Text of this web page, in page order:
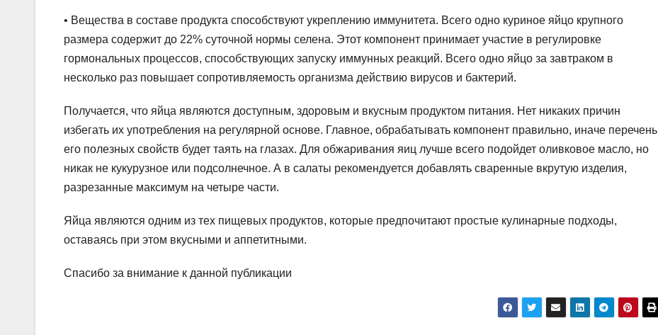
• Вещества в составе продукта способствуют укреплению иммунитета. Всего одно куриное яйцо крупного
размера содержит до 22% суточной нормы селена. Этот компонент принимает участие в регулировке
гормональных процессов, способствующих запуску иммунных реакций. Всего одно яйцо за завтраком в
несколько раз повышает сопротивляемость организма действию вирусов и бактерий.
Получается, что яйца являются доступным, здоровым и вкусным продуктом питания. Нет никаких причин
избегать их употребления на регулярной основе. Главное, обрабатывать компонент правильно, иначе перечень
его полезных свойств будет таять на глазах. Для обжаривания яиц лучше всего подойдет оливковое масло, но
никак не кукурузное или подсолнечное. А в салаты рекомендуется добавлять сваренные вкрутую изделия,
разрезанные максимум на четыре части.
Яйца являются одним из тех пищевых продуктов, которые предпочитают простые кулинарные подходы,
оставаясь при этом вкусными и аппетитными.
Спасибо за внимание к данной публикации